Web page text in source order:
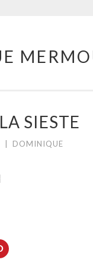
SIESTE
DOMINIQUE
Cliquez
pour